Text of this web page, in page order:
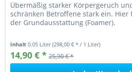
Übermäßig starker Körpergeruch
schränken Betroffene stark ein. Hier
der Grundausstattung (Foamer).
Inhalt0.05 Liter(298,00 € * / 1 Liter)
14,90 € * 25,90 € *